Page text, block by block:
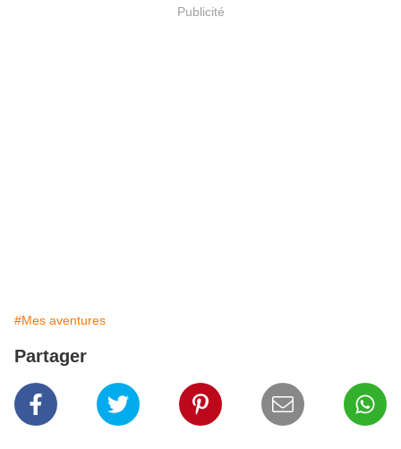
Publicité
#Mes aventures
Partager